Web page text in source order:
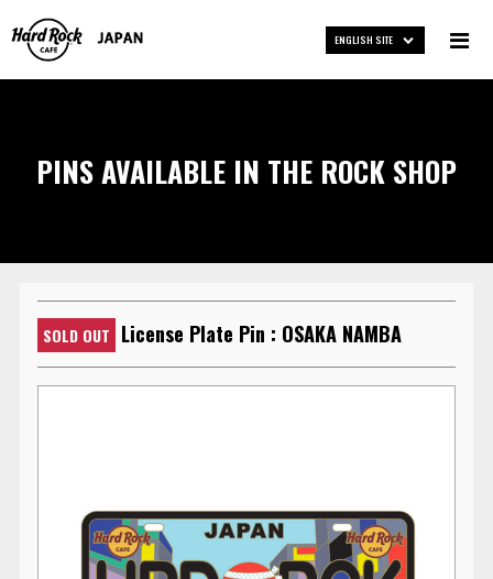
ENGLISH SITE
PINS AVAILABLE IN THE ROCK SHOP
SOLD OUT License Plate Pin : OSAKA NAMBA